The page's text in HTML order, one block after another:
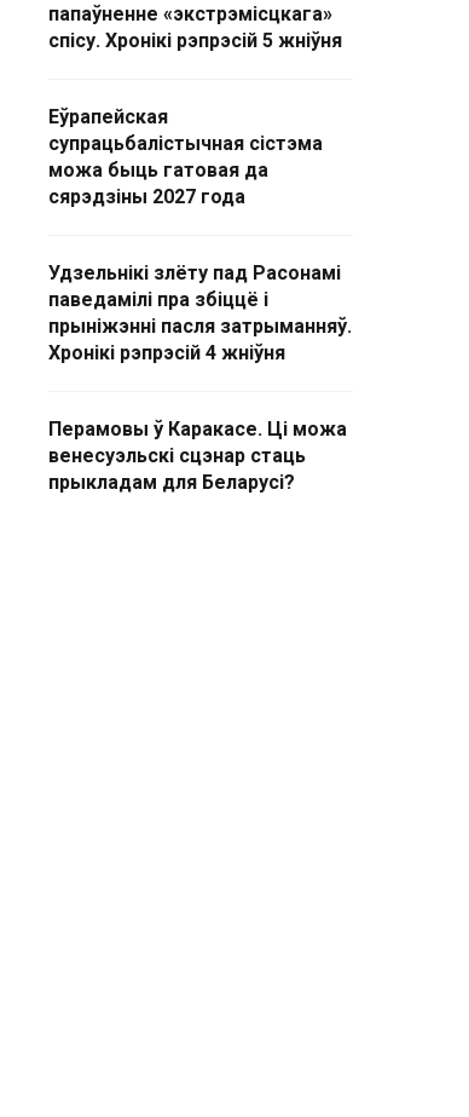
папаўненне «экстрэмісцкага»
спісу. Хронікі рэпрэсій 5 жніўня
Еўрапейская
супрацьбалістычная сістэма
можа быць гатовая да
сярэдзіны 2027 года
Удзельнікі злёту пад Расонамі
паведамілі пра збіццё і
прыніжэнні пасля затрыманняў.
Хронікі рэпрэсій 4 жніўня
Перамовы ў Каракасе. Ці можа
венесуэльскі сцэнар стаць
прыкладам для Беларусі?